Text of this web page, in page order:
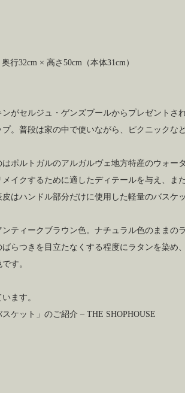
行32cm × 高さ50cm（本体31cm）
がセルジュ・ゲンズブールからプレゼントさ
。普段は家の中で使いながら、ピクニック
ポルトガルのアルガルヴェ地方特産のウォー
イクするために適したディテールを与え、
はハンドル部分だけに使用した軽量のバス
ティークブラウン色。ナチュラル色のままの
ばらつきを目立たなくする程度にラタンを染
す。
ます。
ケット」のご紹介 – THE SHOPHOUSE